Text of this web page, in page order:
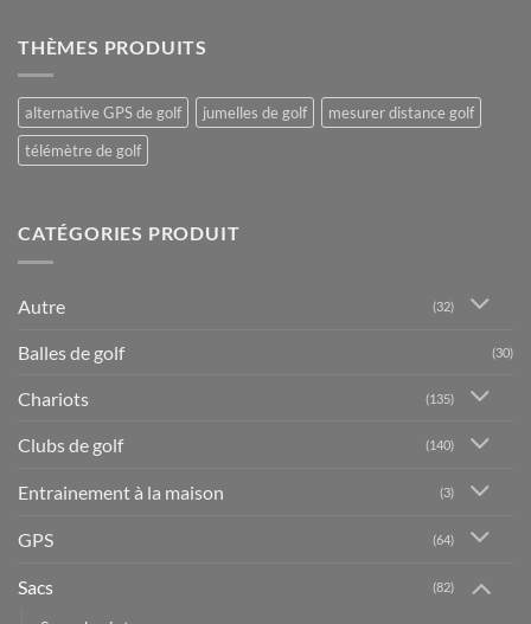
THÈMES PRODUITS
alternative GPS de golf jumelles de golf
mesurer distance golf
télémètre de golf
CATÉGORIES PRODUIT
Autre (32)
Balles de golf (30)
Chariots (135)
Clubs de golf (140)
Entrainement à la maison (3)
GPS (64)
Sacs (82)